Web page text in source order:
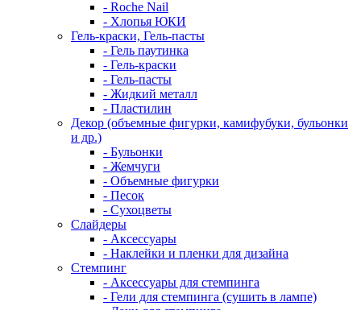
- Roche Nail
- Хлопья ЮКИ
Гель-краски, Гель-пасты
- Гель паутинка
- Гель-краски
- Гель-пасты
- Жидкий металл
- Пластилин
Декор (объемные фигурки, камифубуки, бульонки
и др.)
- Бульонки
- Жемчуги
- Объемные фигурки
- Песок
- Сухоцветы
Слайдеры
- Аксессуары
- Наклейки и пленки для дизайна
Стемпинг
- Аксессуары для стемпинга
- Гели для стемпинга (сушить в лампе)